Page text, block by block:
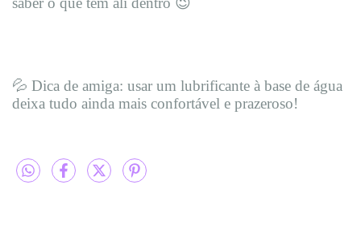
💦 Dica de amiga: usar um lubrificante à base de água
deixa tudo ainda mais confortável e prazeroso!